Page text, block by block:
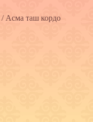
/ Асма таш кордо